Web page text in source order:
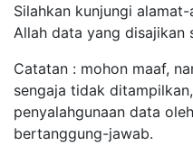
Silahkan kunjungi
Allah data yang disajikan
Catatan : mohon maaf,
sengaja tidak
penyalahgunaan data
bertanggung-jawab.